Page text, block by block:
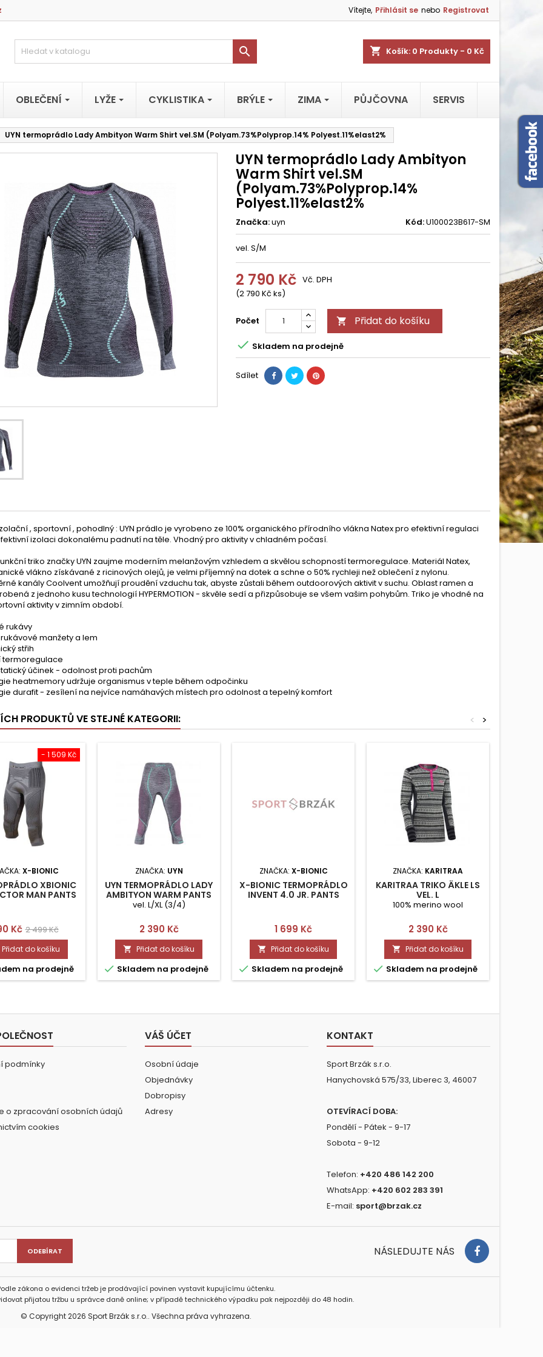
Vítejte, Přihlásit se nebo Registrovat
shopping_cart Košík: 0 Produkty - 0 Kč

OBLEČENÍ LYŽE CYKLISTIKA BRÝLE ZIMA PŮJČOVNA SERVIS
UYN termoprádlo Lady Ambityon Warm Shirt vel.SM (Polyam.73%Polyprop.14% Polyest.11%elast2%
UYN termoprádlo Lady Ambityon
Warm Shirt vel.SM
(Polyam.73%Polyprop.14%
Polyest.11%elast2%
Značka:uyn Kód:U100023B617-SM
vel. S/M
2 790 Kč
(2 790 Kč ks)
Vč. DPH
Počet  Přidat do košíku
 Skladem na prodejně
Sdílet
, sportovní , pohodlný : UYN prádlo je vyrobeno ze 100% organického přírodního vlákna Natex pro efektivní regulaci
izolaci dokonalému padnutí na těle. Vhodný pro aktivity v chladném počasí.
triko značky UYN zaujme moderním melanžovým vzhledem a skvělou schopností termoregulace. Materiál Natex,
vlákno získávané z ricinových olejů, je velmi příjemný na dotek a schne o 50% rychleji než oblečení z nylonu.
kanály Coolvent umožňují proudění vzduchu tak, abyste zůstali během outdoorových aktivit v suchu. Oblast ramen a
z jednoho kusu technologií HYPERMOTION - skvěle sedí a přizpůsobuje se všem vašim pohybům. Triko je vhodné na
aktivity v zimním období.
rukávy
manžety a lem
střih
termoregulace
účinek - odolnost proti pachům
heatmemory udržuje organismus v teple během odpočinku
durafit - zesílení na nejvíce namáhavých místech pro odolnost a tepelný komfort
PRODUKTŮ VE STEJNÉ KATEGORII: >
<
- 1 509 Kč
X-BIONIC
XBIONIC
MAN PANTS
Kč Běžná
cena
2 499 Kč
Přidat do košíku
na prodejně
ZNAČKA: UYN
UYN TERMOPRÁDLO LADY
AMBITYON WARM PANTS
V.L/XL
vel. L/XL (3/4)
Cena
2 390 Kč
 Přidat do košíku
 Skladem na prodejně
ZNAČKA: X-BIONIC
X-BIONIC TERMOPRÁDLO
INVENT 4.0 JR. PANTS
Cena
1 699 Kč
 Přidat do košíku
 Skladem na prodejně
ZNAČKA: KARITRAA
KARITRAA TRIKO ÄKLE LS
VEL. L
100% merino wool
Cena
2 390 Kč
 Přidat do košíku
 Skladem na prodejně
podmínky
o zpracování osobních údajů
cookies
VÁŠ ÚČET
Osobní údaje
Objednávky
Dobropisy
Adresy
KONTAKT
Sport Brzák s.r.o.
Hanychovská 575/33, Liberec 3, 46007
OTEVÍRACÍ DOBA:
Pondělí - Pátek - 9-17
Sobota - 9-12
Telefon: +420 486 142 200
WhatsApp: +420 602 283 391
E-mail: sport@brzak.cz
NÁSLEDUJTE NÁS
zákona o evidenci tržeb je prodávající povinen vystavit kupujícímu účtenku.
přijatou tržbu u správce daně online; v případě technického výpadku pak nejpozději do 48 hodin.
© Copyright 2026 Sport Brzák s.r.o.. Všechna práva vyhrazena.